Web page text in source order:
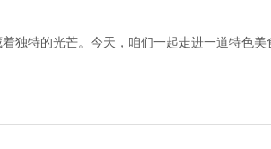
独特的光芒。今天，咱们一起走进一道特色